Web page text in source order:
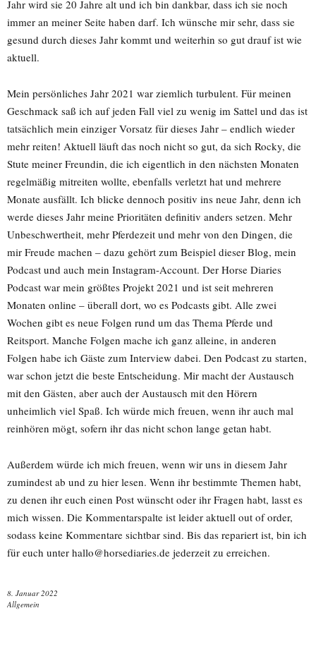
Jahr wird sie 20 Jahre alt und ich bin dankbar, dass ich sie noch
immer an meiner Seite haben darf. Ich wünsche mir sehr, dass sie
gesund durch dieses Jahr kommt und weiterhin so gut drauf ist wie
aktuell.
Mein persönliches Jahr 2021 war ziemlich turbulent. Für meinen
Geschmack saß ich auf jeden Fall viel zu wenig im Sattel und das ist
tatsächlich mein einziger Vorsatz für dieses Jahr – endlich wieder
mehr reiten! Aktuell läuft das noch nicht so gut, da sich Rocky, die
Stute meiner Freundin, die ich eigentlich in den nächsten Monaten
regelmäßig mitreiten wollte, ebenfalls verletzt hat und mehrere
Monate ausfällt. Ich blicke dennoch positiv ins neue Jahr, denn ich
werde dieses Jahr meine Prioritäten definitiv anders setzen. Mehr
Unbeschwertheit, mehr Pferdezeit und mehr von den Dingen, die
mir Freude machen – dazu gehört zum Beispiel dieser Blog, mein
Podcast und auch mein Instagram-Account. Der Horse Diaries
Podcast war mein größtes Projekt 2021 und ist seit mehreren
Monaten online – überall dort, wo es Podcasts gibt. Alle zwei
Wochen gibt es neue Folgen rund um das Thema Pferde und
Reitsport. Manche Folgen mache ich ganz alleine, in anderen
Folgen habe ich Gäste zum Interview dabei. Den Podcast zu starten,
war schon jetzt die beste Entscheidung. Mir macht der Austausch
mit den Gästen, aber auch der Austausch mit den Hörern
unheimlich viel Spaß. Ich würde mich freuen, wenn ihr auch mal
reinhören mögt, sofern ihr das nicht schon lange getan habt.
Außerdem würde ich mich freuen, wenn wir uns in diesem Jahr
zumindest ab und zu hier lesen. Wenn ihr bestimmte Themen habt,
zu denen ihr euch einen Post wünscht oder ihr Fragen habt, lasst es
mich wissen. Die Kommentarspalte ist leider aktuell out of order,
sodass keine Kommentare sichtbar sind. Bis das repariert ist, bin ich
für euch unter hallo@horsediaries.de jederzeit zu erreichen.
8. Januar 2022
Allgemein